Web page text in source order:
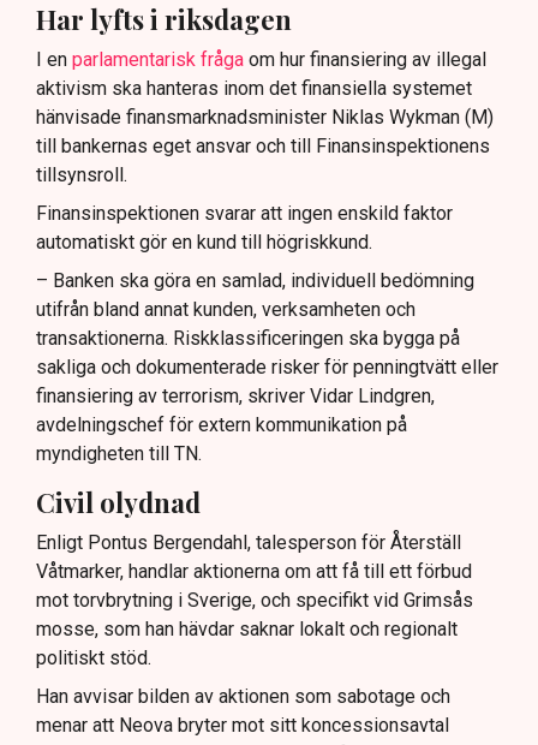
Har lyfts i riksdagen
I en parlamentarisk fråga om hur finansiering av illegal
aktivism ska hanteras inom det finansiella systemet
hänvisade finansmarknadsminister Niklas Wykman (M)
till bankernas eget ansvar och till Finansinspektionens
tillsynsroll.
Finansinspektionen svarar att ingen enskild faktor
automatiskt gör en kund till högriskkund.
– Banken ska göra en samlad, individuell bedömning
utifrån bland annat kunden, verksamheten och
transaktionerna. Riskklassificeringen ska bygga på
sakliga och dokumenterade risker för penningtvätt eller
finansiering av terrorism, skriver Vidar Lindgren,
avdelningschef för extern kommunikation på
myndigheten till TN.
Civil olydnad
Enligt Pontus Bergendahl, talesperson för Återställ
Våtmarker, handlar aktionerna om att få till ett förbud
mot torvbrytning i Sverige, och specifikt vid Grimsås
mosse, som han hävdar saknar lokalt och regionalt
politiskt stöd.
Han avvisar bilden av aktionen som sabotage och
menar att Neova bryter mot sitt koncessionsavtal